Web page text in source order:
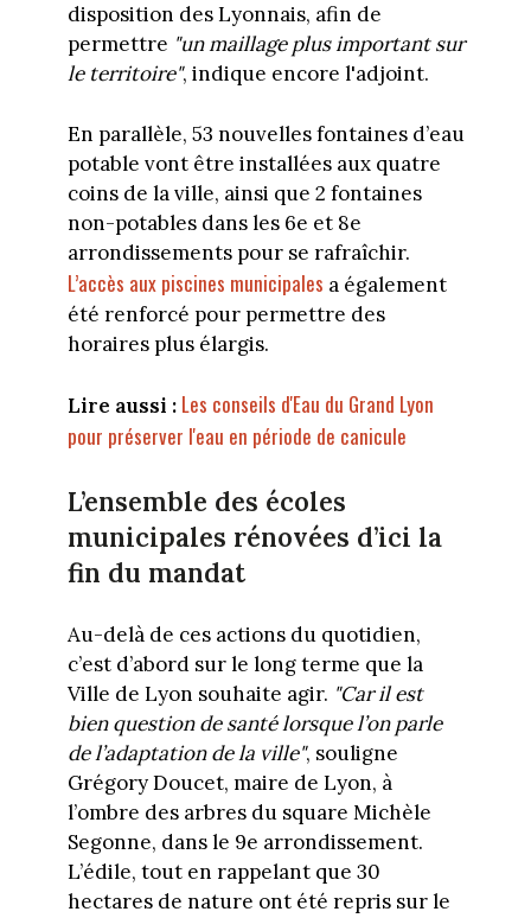
disposition des Lyonnais, afin de
permettre "un maillage plus important sur
le territoire", indique encore l'adjoint.
En parallèle, 53 nouvelles fontaines d’eau
potable vont être installées aux quatre
coins de la ville, ainsi que 2 fontaines
non-potables dans les 6e et 8e
arrondissements pour se rafraîchir.
L’accès aux piscines municipales a également
été renforcé pour permettre des
horaires plus élargis.
Lire aussi : Les conseils d'Eau du Grand Lyon
pour préserver l'eau en période de canicule
L’ensemble des écoles
municipales rénovées d’ici la
fin du mandat
Au-delà de ces actions du quotidien,
c’est d’abord sur le long terme que la
Ville de Lyon souhaite agir. "Car il est
bien question de santé lorsque l’on parle
de l’adaptation de la ville", souligne
Grégory Doucet, maire de Lyon, à
l’ombre des arbres du square Michèle
Segonne, dans le 9e arrondissement.
L’édile, tout en rappelant que 30
hectares de nature ont été repris sur le